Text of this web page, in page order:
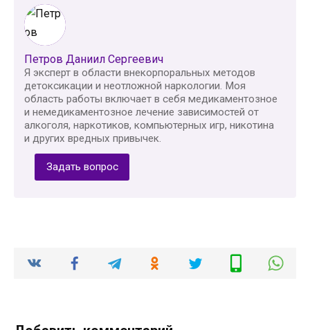
Петров Даниил Сергеевич
Я эксперт в области внекорпоральных методов
детоксикации и неотложной наркологии. Моя
область работы включает в себя медикаментозное
и немедикаментозное лечение зависимостей от
алкоголя, наркотиков, компьютерных игр, никотина
и других вредных привычек.
Задать вопрос